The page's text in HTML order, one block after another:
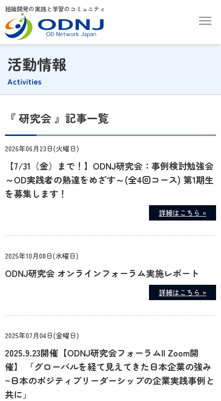
組織開発の実践と学習のコミュニティ
活動情報
Activities
『 研究会 』記事一覧
2026年06月23日(火曜日)
【7/31（金）まで！】ODNJ研究会：事例検討勉強会
～OD実践者の熟達をめざす～(全4回コース) 第1期生
を募集します！
詳細はこちら »
2025年10月08日(水曜日)
ODNJ研究会 オンラインフォーラム実施レポート
詳細はこちら »
2025年07月04日(金曜日)
2025.9.23開催【ODNJ研究会フォーラムII Zoom開
催】 「グローバルを経て見えてきた日本企業の強み
~日本のポジティブリーダーシップの企業実践事例と
共に」